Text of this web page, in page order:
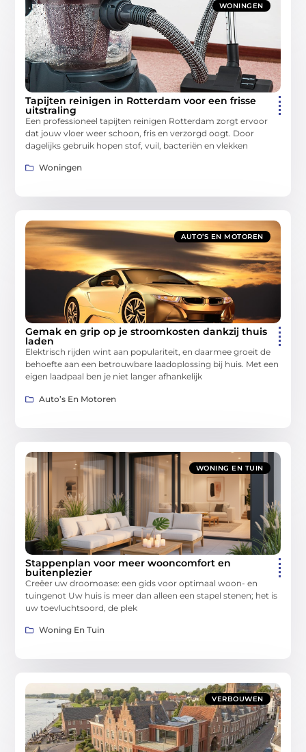
WONINGEN
Tapijten reinigen in Rotterdam voor een frisse
uitstraling
Een professioneel tapijten reinigen Rotterdam zorgt ervoor
dat jouw vloer weer schoon, fris en verzorgd oogt. Door
dagelijks gebruik hopen stof, vuil, bacteriën en vlekken
Woningen
AUTO’S EN MOTOREN
Gemak en grip op je stroomkosten dankzij thuis
laden
Elektrisch rijden wint aan populariteit, en daarmee groeit de
behoefte aan een betrouwbare laadoplossing bij huis. Met een
eigen laadpaal ben je niet langer afhankelijk
Auto’s En Motoren
WONING EN TUIN
Stappenplan voor meer wooncomfort en
buitenplezier
Creëer uw droomoase: een gids voor optimaal woon- en
tuingenot Uw huis is meer dan alleen een stapel stenen; het is
uw toevluchtsoord, de plek
Woning En Tuin
VERBOUWEN